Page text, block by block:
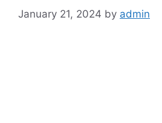
January 21, 2024 by admin